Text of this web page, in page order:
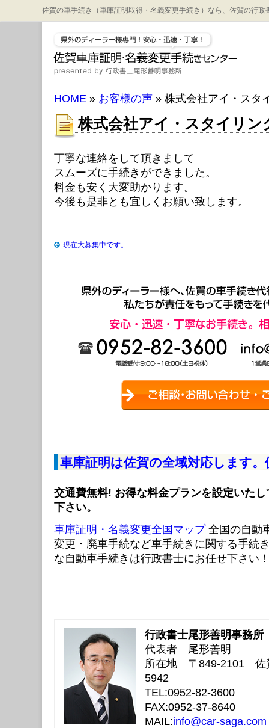
佐賀の車手続き（車庫証明取得・名義変更手続き）なら、佐賀の行
HOME » お客様の声 » 株式会社アイ・ス
株式会社アイ・スタイリ
丁寧な連絡をして頂きまして
スムーズに手続きができました。
料金も安く大変助かります。
今後も是非とも宜しくお願い致します。
現在大募集中です。
車庫証明は佐賀の全域対応します。
交通費無料! お得な料金プランを設定いた
下さい。
車庫証明・名義変更全国マップ全国の自動
変更・廃車手続など車手続きに関する手続
な自動車手続きは行政書士にお任せ下さい
行政書士尾形善明事務所
代表者 尾形善明
所在地 〒849-2101 佐
5942
TEL:0952-82-3600
FAX:0952-37-8640
MAIL:info@car-saga.com